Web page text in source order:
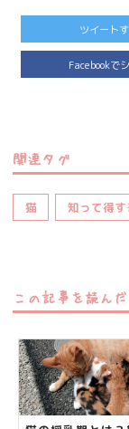
ツイート
Facebookで
関連タグ
猫 知って得す
この記事を読ん